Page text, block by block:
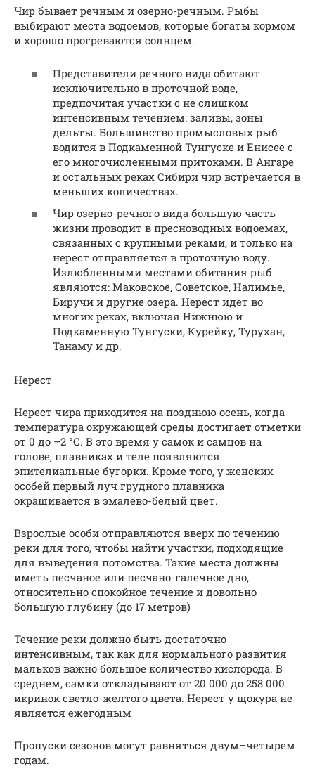
Чир бывает речным и озерно-речным. Рыбы
выбирают места водоемов, которые богаты кормом
и хорошо прогреваются солнцем.
Представители речного вида обитают
исключительно в проточной воде,
предпочитая участки с не слишком
интенсивным течением: заливы, зоны
дельты. Большинство промысловых рыб
водится в Подкаменной Тунгуске и Енисее с
его многочисленными притоками. В Ангаре
и остальных реках Сибири чир встречается в
меньших количествах.
Чир озерно-речного вида большую часть
жизни проводит в пресноводных водоемах,
связанных с крупными реками, и только на
нерест отправляется в проточную воду.
Излюбленными местами обитания рыб
являются: Маковское, Советское, Налимье,
Биручи и другие озера. Нерест идет во
многих реках, включая Нижнюю и
Подкаменную Тунгуски, Курейку, Турухан,
Танаму и др.
Нерест
Нерест чира приходится на позднюю осень, когда
температура окружающей среды достигает отметки
от 0 до –2 °С. В это время у самок и самцов на
голове, плавниках и теле появляются
эпителиальные бугорки. Кроме того, у женских
особей первый луч грудного плавника
окрашивается в эмалево-белый цвет.
Взрослые особи отправляются вверх по течению
реки для того, чтобы найти участки, подходящие
для выведения потомства. Такие места должны
иметь песчаное или песчано-галечное дно,
относительно спокойное течение и довольно
большую глубину (до 17 метров)
Течение реки должно быть достаточно
интенсивным, так как для нормального развития
мальков важно большое количество кислорода. В
среднем, самки откладывают от 20 000 до 258 000
икринок светло-желтого цвета. Нерест у щокура не
является ежегодным
Пропуски сезонов могут равняться двум–четырем
годам.